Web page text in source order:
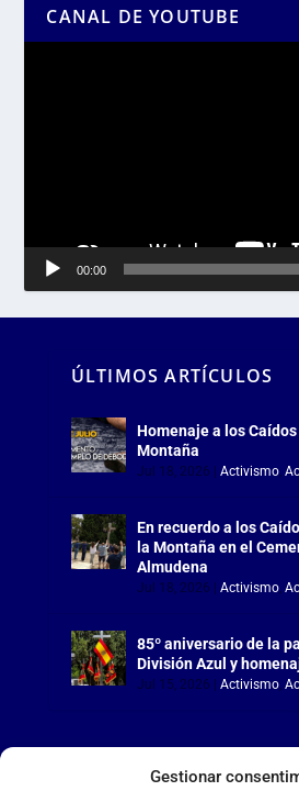
Gestionar
CANAL DE YOUTUBE
00:00
ÚLTIMOS ARTÍCULOS
Homenaje a los
Montaña
Jul 18, 2026 Activismo,
En recuerdo a los
la Montaña en el
Almudena
Jul 18, 2026 Activismo,
85º aniversario de la
División Azul y
Jul 15, 2026 Activismo,